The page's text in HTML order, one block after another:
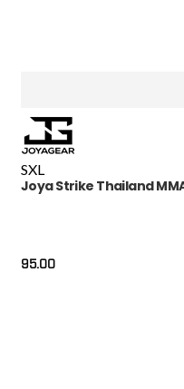
SXL
Joya Strike Thailand
95.00